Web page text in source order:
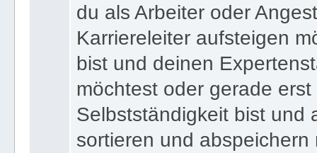
du als Arbeiter oder
Karriereleiter aufsteigen
bist und deinen
möchtest oder gerade
Selbstständigkeit bist und
sortieren und